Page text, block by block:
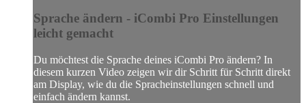
Sprache ändern - iCombi Pro Einstellungen
leicht gemacht
Du möchtest die Sprache deines iCombi Pro ändern? In
diesem kurzen Video zeigen wir dir Schritt für Schritt direkt
am Display, wie du die Spracheinstellungen schnell und
einfach ändern kannst.